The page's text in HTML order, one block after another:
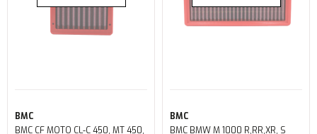
BMC
BMC CF MOTO CL-C 450, MT 450,
BMC
BMC BMW M 1000 R,RR,XR, S